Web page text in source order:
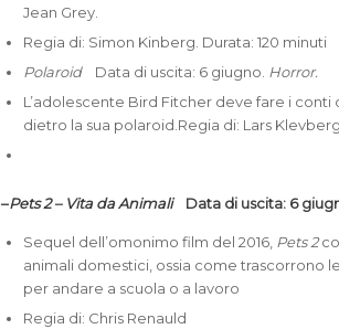
Jean Grey.
Regia di: Simon Kinberg. Durata: 120 minuti
Polaroid Data di uscita: 6 giugno. Horror.
L’adolescente Bird Fitcher deve fare i
dietro la sua polaroid.Regia di: Lars
–Pets 2 – Vita da AnimaliData di uscita: 6
Sequel dell’omonimo film del 2016, Pets 2
animali domestici, ossia come trascorrono
per andare a scuola o a lavoro
Regia di: Chris Renauld